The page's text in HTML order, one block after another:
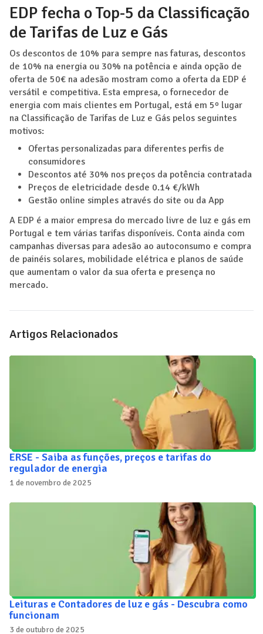
EDP fecha o Top-5 da Classificação
de Tarifas de Luz e Gás
Os descontos de 10% para sempre nas faturas, descontos
de 10% na energia ou 30% na potência e ainda opção de
oferta de 50€ na adesão mostram como a oferta da EDP é
versátil e competitiva. Esta empresa, o fornecedor de
energia com mais clientes em Portugal, está em 5º lugar
na Classificação de Tarifas de Luz e Gás pelos seguintes
motivos:
Ofertas personalizadas para diferentes perfis de
consumidores
Descontos até 30% nos preços da potência contratada
Preços de eletricidade desde 0.14 €/kWh
Gestão online simples através do site ou da App
A EDP é a maior empresa do mercado livre de luz e gás em
Portugal e tem várias tarifas disponíveis. Conta ainda com
campanhas diversas para adesão ao autoconsumo e compra
de painéis solares, mobilidade elétrica e planos de saúde
que aumentam o valor da sua oferta e presença no
mercado.
Artigos Relacionados
ERSE - Saiba as funções, preços e tarifas do
regulador de energia
1 de novembro de 2025
Leituras e Contadores de luz e gás - Descubra como
funcionam
3 de outubro de 2025